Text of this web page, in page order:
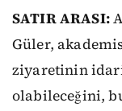
SATIR ARASI:
Güler,
ziyaretinin
olabileceğini,